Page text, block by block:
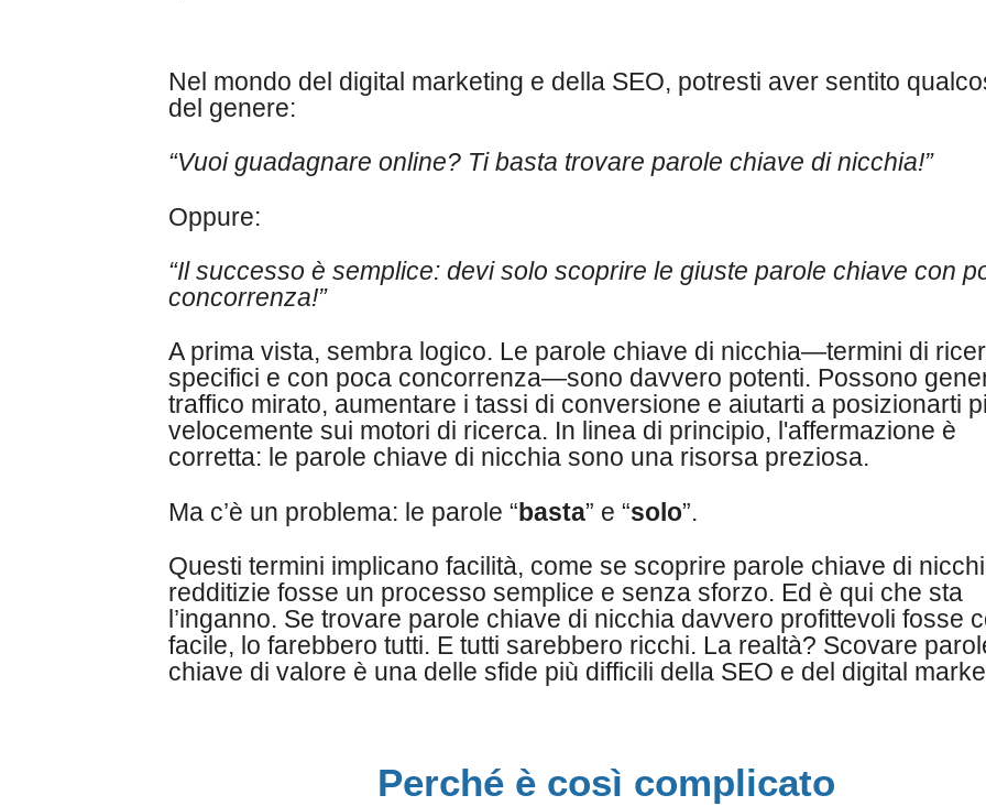
Nel mondo del digital marketing e della SEO, potresti aver sentito
del genere:
“Vuoi guadagnare online? Ti basta trovare parole chiave di nicchia!”
Oppure:
“Il successo è semplice: devi solo scoprire le giuste parole chiave con
concorrenza!”
A prima vista, sembra logico. Le parole chiave di nicchia—termini di
specifici e con poca concorrenza—sono davvero potenti. Possono
traffico mirato, aumentare i tassi di conversione e aiutarti a posizionarti
velocemente sui motori di ricerca. In linea di principio, l'affermazione è
corretta: le parole chiave di nicchia sono una risorsa preziosa.
Ma c’è un problema: le parole “basta” e “solo”.
Questi termini implicano facilità, come se scoprire parole chiave di
redditizie fosse un processo semplice e senza sforzo. Ed è qui che sta
l’inganno. Se trovare parole chiave di nicchia davvero profittevoli fosse
facile, lo farebbero tutti. E tutti sarebbero ricchi. La realtà? Scovare
chiave di valore è una delle sfide più difficili della SEO e del digital
Perché è così complicato